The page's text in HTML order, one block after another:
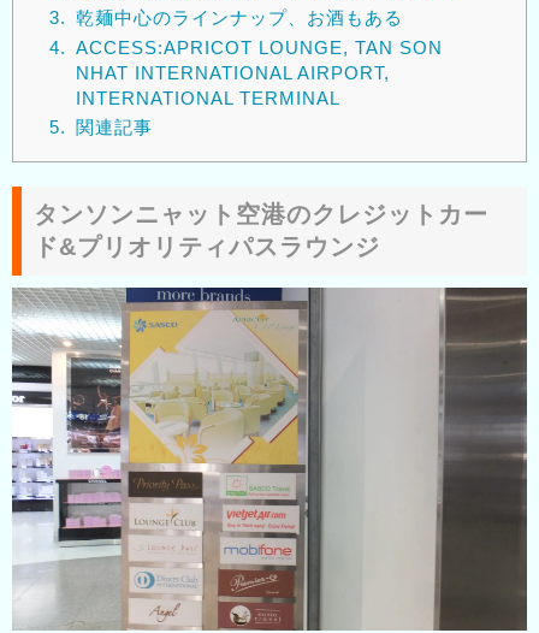
3. 乾麺中心のラインナップ、お酒もある
4. ACCESS:APRICOT LOUNGE, TAN SON
NHAT INTERNATIONAL AIRPORT,
INTERNATIONAL TERMINAL
5.
関連記事
タンソンニャット空港のクレジットカー
ド&プリオリティパスラウンジ